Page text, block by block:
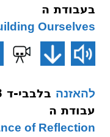
בעבודת ה
Ourselves
להאזנה
עבודת ה
of Reflection